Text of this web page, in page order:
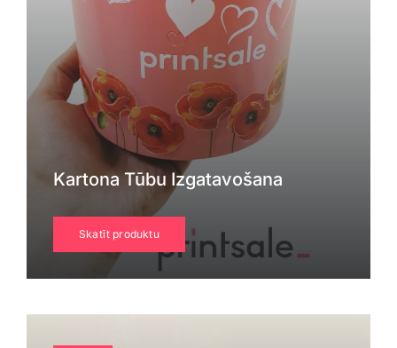
Kartona Tūbu Izgatavošana
Skatīt produktu